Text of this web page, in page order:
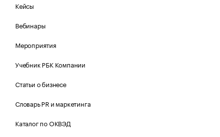
Кейсы
Вебинары
Мероприятия
Учебник РБК Компании
Статьи о бизнесе
Словарь PR и маркетинга
Каталог по ОКВЭД